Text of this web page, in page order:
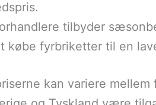
tilbyder
købe fyrbriketter til en
kan variere mellem